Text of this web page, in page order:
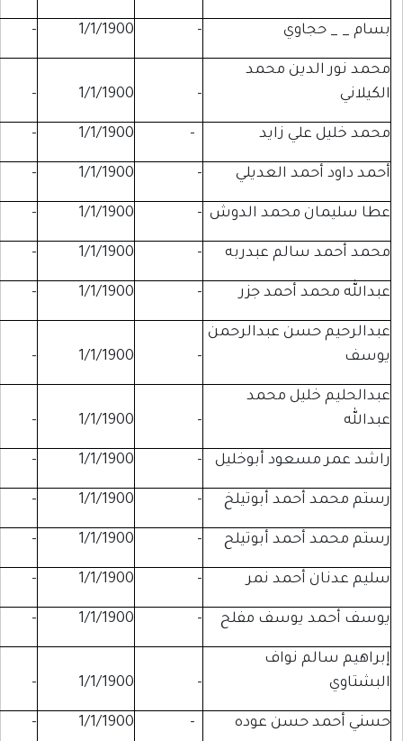
-
1/1/1900
-
محمد
1/1/1900
-
زايد -
1/1/1900
-
العديلي -
1/1/1900
-
الدوش -
1/1/1900
-
عبدربه -
1/1/1900
-
جزر -
1/1/1900
-
عبدالرحمن
1/1/1900
-
محمد
1/1/1900
-
أبوخليل -
1/1/1900
-
أبوتيلخ -
1/1/1900
-
أبوتيلح -
1/1/1900
-
نمر -
1/1/1900
-
مفلح -
1/1/1900
-
1/1/1900
-
عوده -
1/1/1900
-